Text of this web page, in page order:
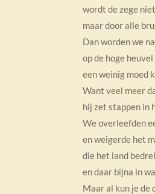
wordt de zege
maar door alle
Dan worden we
op de hoge
een weinig moed
Want veel meer
hij zet stappen in
We overleefden
en weigerde het
die het land
en daar bijna in
Maar al kun je de